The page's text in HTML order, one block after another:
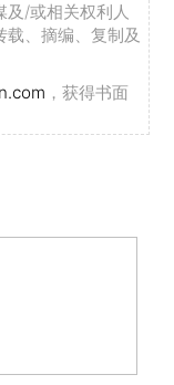
及/或相关权利人
、摘编、复制及
，获得书面